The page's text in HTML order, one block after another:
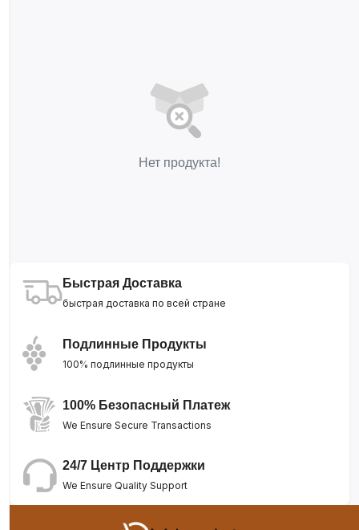
Нет продукта!
Быстрая Доставка
быстрая доставка по всей стране
Подлинные Продукты
100% подлинные продукты
100% Безопасный Платеж
We Ensure Secure Transactions
24/7 Центр Поддержки
We Ensure Quality Support